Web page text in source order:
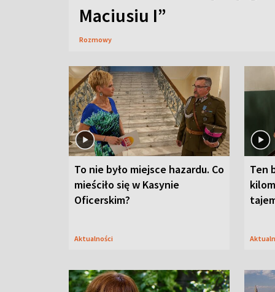
Maciusiu I”
Rozmowy
To nie było miejsce hazardu. Co
mieściło się w Kasynie
Oficerskim?
Aktualności
Ten